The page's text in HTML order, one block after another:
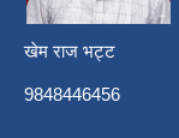
खेम राज भट्ट
9848446456